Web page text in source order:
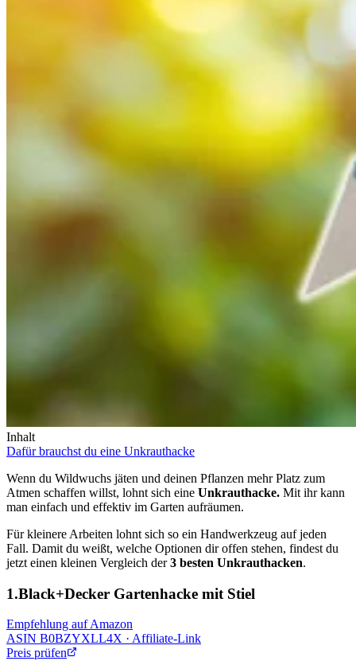
Inhalt
Dafür brauchst du eine Unkrauthacke
Wenn du Wildwuchs jäten und deinen Pflanzen mehr Platz zum
Atmen schaffen willst, lohnt sich eine Unkrauthacke. Mit ihr kann
man einfach und effektiv im Garten aufräumen.
Für kleinere Arbeiten lohnt sich so ein Handwerkzeug auf jeden
Fall. Damit du weißt, welche Optionen dir offen stehen, findest du
jetzt einen kleinen Vergleich der3 besten Unkrauthacken.
1.Black+Decker Gartenhacke mit Stiel
Empfehlung auf Amazon
ASIN B0BZYXLL4X · Affiliate-Link
Preis prüfen